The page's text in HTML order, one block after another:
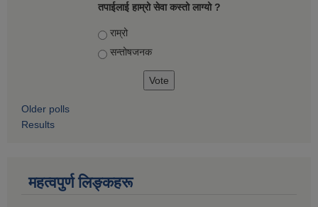
तपाईलाई हाम्रो सेवा कस्तो लाग्यो ?
Choices
राम्रो
सन्तोषज‍नक
Older polls
Results
महत्वपुर्ण लिङ्कहरू